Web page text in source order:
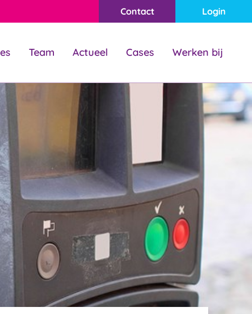
Contact Login
Team Actueel Cases Werken bij